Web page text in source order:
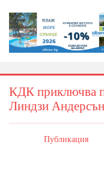
КДК приключва
Линдзи
Публикация